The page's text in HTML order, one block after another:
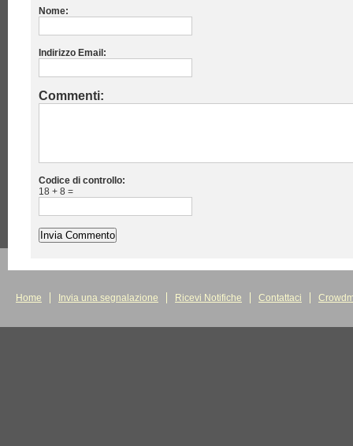
Nome:
Indirizzo Email:
Commenti:
Codice di controllo:
18 + 8 =
Home Invia una segnalazione Ricevi Notifiche Contattaci